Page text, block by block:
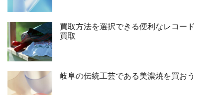
買取方法を選択できる便利なレコード
買取
岐阜の伝統工芸である美濃焼を買おう